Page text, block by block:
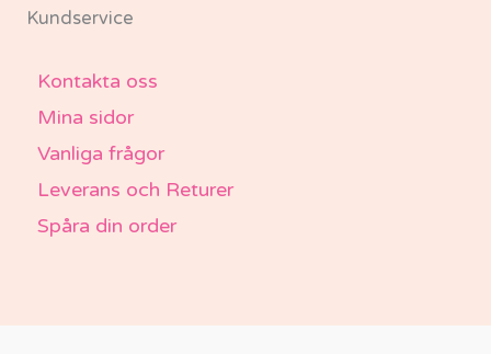
Kundservice
Kontakta oss
Mina sidor
Vanliga frågor
Leverans och Returer
Spåra din order